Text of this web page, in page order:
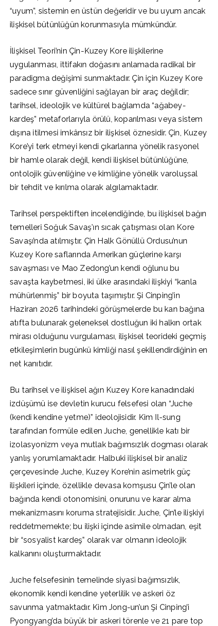
“uyum”, sistemin en üstün değeridir ve bu uyum ancak
ilişkisel bütünlüğün korunmasıyla mümkündür.
İlişkisel Teori’nin Çin-Kuzey Kore ilişkilerine
uygulanması, ittifakın doğasını anlamada radikal bir
paradigma değişimi sunmaktadır. Çin için Kuzey Kore
sadece sınır güvenliğini sağlayan bir araç değildir;
tarihsel, ideolojik ve kültürel bağlamda “ağabey-
kardeş” metaforlarıyla örülü, koparılması veya sistem
dışına itilmesi imkânsız bir ilişkisel öznesidir. Çin, Kuzey
Kore’yi terk etmeyi kendi çıkarlarına yönelik rasyonel
bir hamle olarak değil, kendi ilişkisel bütünlüğüne,
ontolojik güvenliğine ve kimliğine yönelik varoluşsal
bir tehdit ve kırılma olarak algılamaktadır.
Tarihsel perspektiften incelendiğinde, bu ilişkisel bağın
temelleri Soğuk Savaş’ın sıcak çatışması olan Kore
Savaşı’nda atılmıştır. Çin Halk Gönüllü Ordusu’nun
Kuzey Kore saflarında Amerikan güçlerine karşı
savaşması ve Mao Zedong’un kendi oğlunu bu
savaşta kaybetmesi, iki ülke arasındaki ilişkiyi “kanla
mühürlenmiş” bir boyuta taşımıştır. Şi Cinping’in
Haziran 2026 tarihindeki görüşmelerde bu kan bağına
atıfta bulunarak geleneksel dostluğun iki halkın ortak
mirası olduğunu vurgulaması, ilişkisel teorideki geçmiş
etkileşimlerin bugünkü kimliği nasıl şekillendirdiğinin en
net kanıtıdır.
Bu tarihsel ve ilişkisel ağın Kuzey Kore kanadındaki
izdüşümü ise devletin kurucu felsefesi olan “Juche
(kendi kendine yetme)” ideolojisidir. Kim Il-sung
tarafından formüle edilen Juche, genellikle katı bir
izolasyonizm veya mutlak bağımsızlık dogması olarak
yanlış yorumlamaktadır. Halbuki ilişkisel bir analiz
çerçevesinde Juche, Kuzey Kore’nin asimetrik güç
ilişkileri içinde, özellikle devasa komşusu Çin’le olan
bağında kendi otonomisini, onurunu ve karar alma
mekanizmasını koruma stratejisidir. Juche, Çin’le ilişkiyi
reddetmemekte; bu ilişki içinde asimile olmadan, eşit
bir “sosyalist kardeş” olarak var olmanın ideolojik
kalkanını oluşturmaktadır.
Juche felsefesinin temelinde siyasi bağımsızlık,
ekonomik kendi kendine yeterlilik ve askeri öz
savunma yatmaktadır. Kim Jong-un’un Şi Cinping’i
Pyongyang’da büyük bir askeri törenle ve 21 pare top